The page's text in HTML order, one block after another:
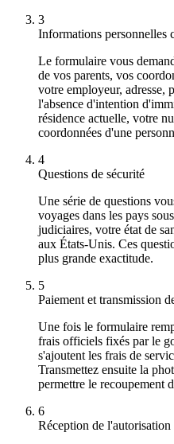
3
Informations personnelles
Le formulaire vous
de vos parents, vos
votre employeur,
l'absence d'intention
résidence actuelle, votre
coordonnées d'une
4
Questions de sécurité
Une série de questions
voyages dans les pays
judiciaires, votre état de
aux États-Unis. Ces
plus grande exactitude.
5
Paiement et transmission
Une fois le formulaire
frais officiels fixés par le
s'ajoutent les frais de
Transmettez ensuite la
permettre le recoupement
6
Réception de l'autorisation